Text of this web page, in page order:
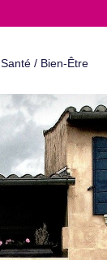
Santé / Bien-Être